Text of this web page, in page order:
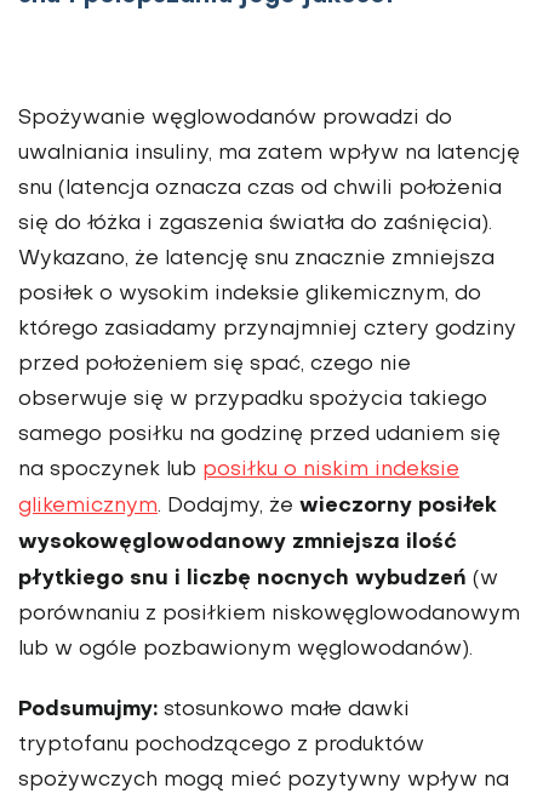
Spożywanie węglowodanów prowadzi do
uwalniania insuliny, ma zatem wpływ na latencję
snu (latencja oznacza czas od chwili położenia
się do łóżka i zgaszenia światła do zaśnięcia).
Wykazano, że latencję snu znacznie zmniejsza
posiłek o wysokim indeksie glikemicznym, do
którego zasiadamy przynajmniej cztery godziny
przed położeniem się spać, czego nie
obserwuje się w przypadku spożycia takiego
samego posiłku na godzinę przed udaniem się
na spoczynek lub posiłku o niskim indeksie
glikemicznym. Dodajmy, że wieczorny posiłek
wysokowęglowodanowy zmniejsza ilość
płytkiego snu i liczbę nocnych wybudzeń (w
porównaniu z posiłkiem niskowęglowodanowym
lub w ogóle pozbawionym węglowodanów).
Podsumujmy: stosunkowo małe dawki
tryptofanu pochodzącego z produktów
spożywczych mogą mieć pozytywny wpływ na